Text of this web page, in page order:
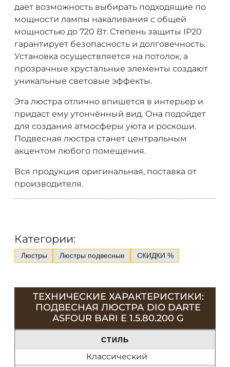
дает возможность выбирать подходящие по
мощности лампы накаливания с общей
мощностью до 720 Вт. Степень защиты IP20
гарантирует безопасность и долговечность.
Установка осуществляется на потолок, а
прозрачные хрустальные элементы создают
уникальные световые эффекты.
Эта люстра отлично впишется в интерьер и
придаст ему утончённый вид. Она подойдет
для создания атмосферы уюта и роскоши.
Подвесная люстра станет центральным
акцентом любого помещения.
Вся продукция оригинальная, поставка от
производителя.
Категории:
Люстры Люстры подвесные СКИДКИ %
ТЕХНИЧЕСКИЕ ХАРАКТЕРИСТИКИ:
ПОДВЕСНАЯ ЛЮСТРА DIO DARTE
ASFOUR BARI E 1.5.80.200 G
СТИЛЬ
Классический